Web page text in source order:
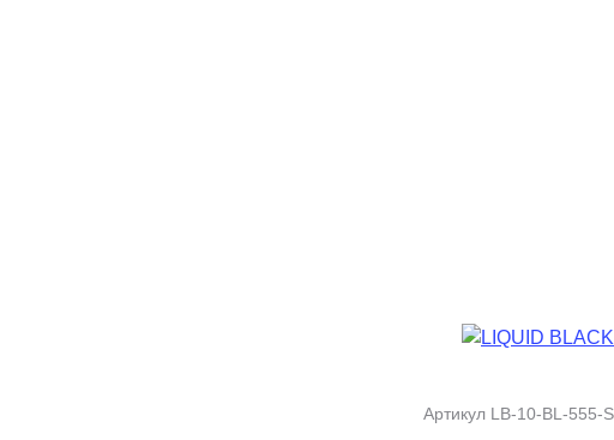
Артикул LB-10-BL-555-S